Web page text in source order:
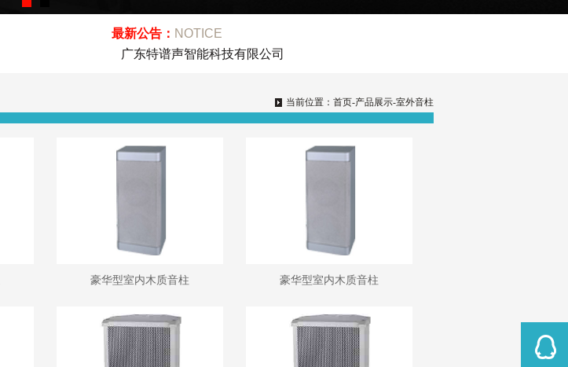
最新公告： NOTICE
广东特谱声智能科技有限公司
当前位置： 首页-产品展示-室外音柱
豪华型室内木质音柱 豪华型室内木质音柱